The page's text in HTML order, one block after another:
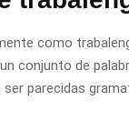
como
conjunto de
parecidas